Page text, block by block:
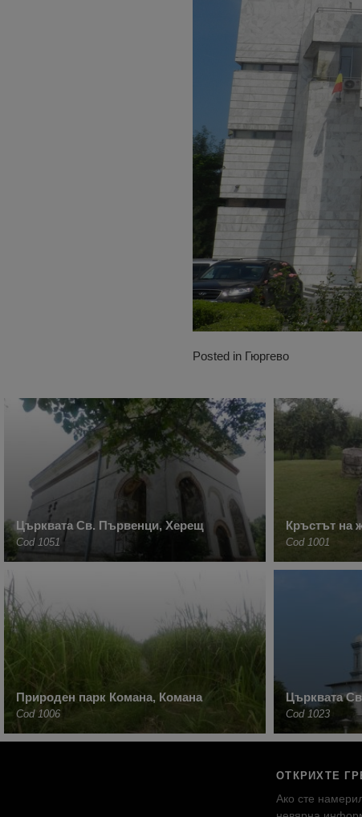
Posted in Гюргево
Църквата Св. Първенци, Херещ
Cod 1051
Кръстът на
Cod 1001
Природен парк Комана, Комана
Cod 1006
Църквата
Cod 1023
ОТКРИХТЕ
Ако сте